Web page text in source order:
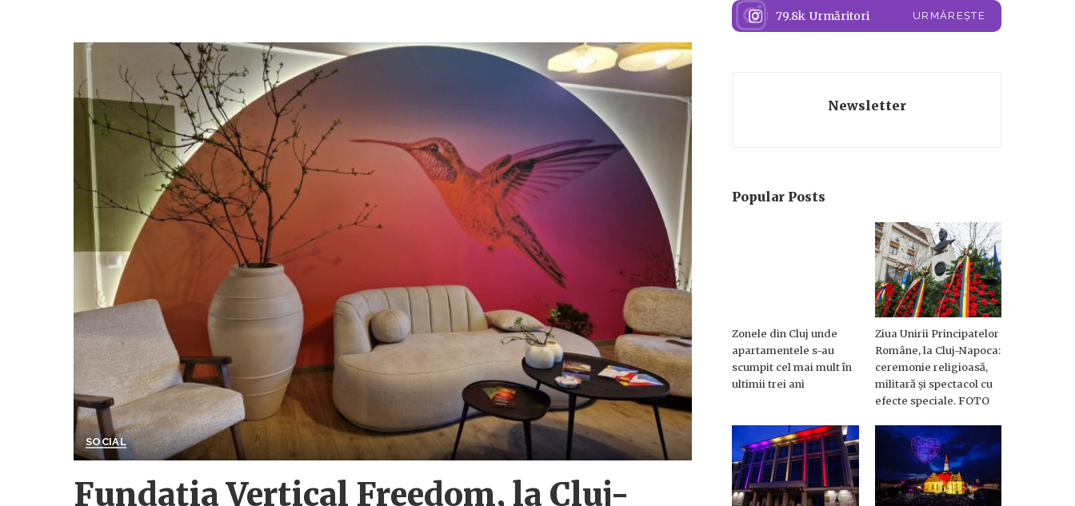
SOCIAL
Fundația Vertical Freedom, la Cluj-
79.8k Urmăritori URMĂREȘTE
Newsletter
Popular Posts
Zonele din Cluj unde
apartamentele s-au
scumpit cel mai mult în
ultimii trei ani
Ziua Unirii Principatelor
Române, la Cluj-Napoca:
ceremonie religioasă,
militară și spectacol cu
efecte speciale. FOTO